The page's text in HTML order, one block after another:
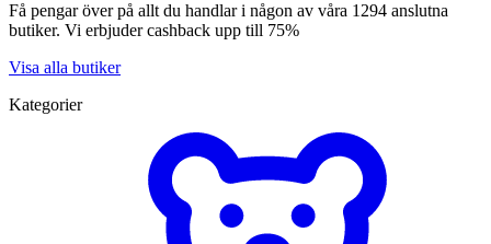
Få pengar över på allt du handlar i någon av våra 1294 anslutna
butiker. Vi erbjuder cashback upp till 75%
Visa alla butiker
Kategorier